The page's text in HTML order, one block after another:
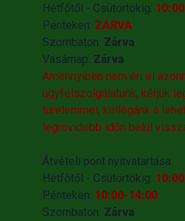
Hétfőtől - Csütörtökig:
Pénteken: ZÁRVA
Szombaton: Zárva
Vasárnap: Zárva
Amennyiben nem éri el
ügyfélszolgálatunk, kérjük
türelemmel, kollégánk a
legrövidebb időn belül
Átvételi pont nyitvatartása:
Hétfőtől - Csütörtökig:
Pénteken: 10:00-14:00
Szombaton: Zárva